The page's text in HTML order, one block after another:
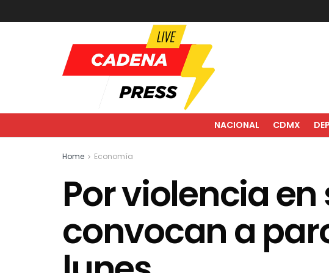
NACIONAL CDMX
Home Economía
Por violencia
convocan a